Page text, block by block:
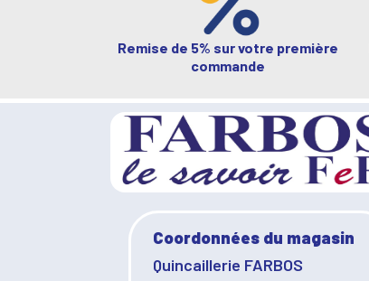
Remise de 5% sur votre première
commande
Coordonnées du magasin
Quincaillerie FARBOS